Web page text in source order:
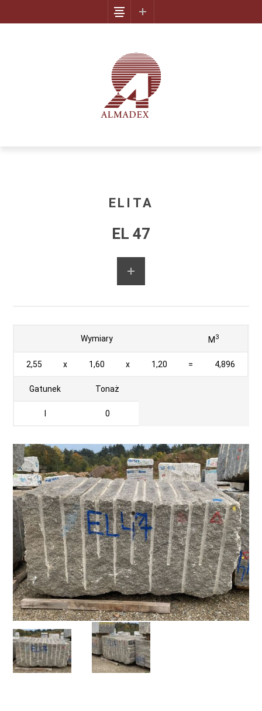
ELITA
EL 47
Wymiary M 3
2,55 x 1,60 x 1,20 = 4,896
Gatunek Tonaż
0